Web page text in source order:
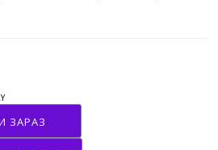
ЗАРАЗ